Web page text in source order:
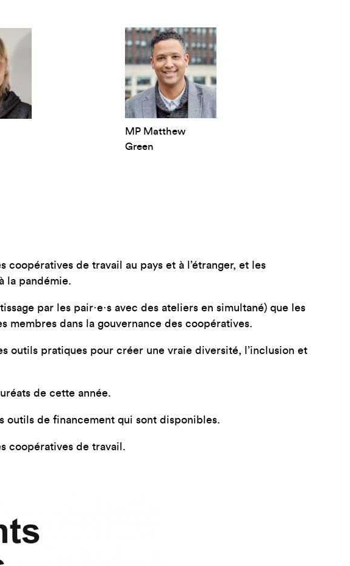
MP Matthew
Green
de travail au pays et à l’étranger, et les
la pandémie.
par les pair⋅e⋅s avec des ateliers en simultané) que les
dans la gouvernance des coopératives.
outils pratiques pour créer une vraie diversité, l’inclusion et
de cette année.
outils de financement qui sont disponibles.
coopératives de travail.